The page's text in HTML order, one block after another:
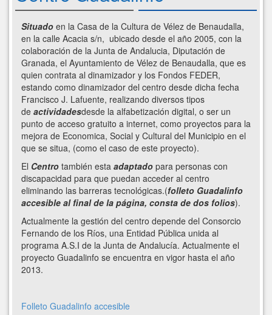
Situado en la Casa de la Cultura de Vélez de Benaudalla,
en la calle Acacia s/n, ubicado desde el año 2005, con la
colaboración de la Junta de Andalucia, Diputación de
Granada, el Ayuntamiento de Vélez de Benaudalla, que es
quien contrata al dinamizador y los Fondos FEDER,
estando como dinamizador del centro desde dicha fecha
Francisco J. Lafuente, realizando diversos tipos
de actividadesdesde la alfabetización digital, o ser un
punto de acceso gratuito a internet, como proyectos para la
mejora de Economica, Social y Cultural del Municipio en el
que se situa, (como el caso de este proyecto).
El Centro también esta adaptado para personas con
discapacidad para que puedan acceder al centro
eliminando las barreras tecnológicas.(folleto Guadalinfo
accesible al final de la página, consta de dos folios).
Actualmente la gestión del centro depende del Consorcio
Fernando de los Ríos, una Entidad Pública unida al
programa A.S.I de la Junta de Andalucía. Actualmente el
proyecto Guadalinfo se encuentra en vigor hasta el año
2013.
Folleto Guadalinfo accesible